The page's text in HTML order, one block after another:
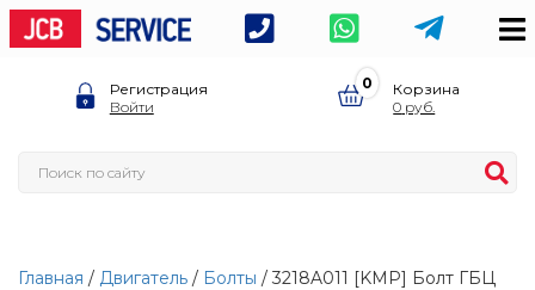
Регистрация
Войти
0
Корзина
0
Главная / Двигатель / Болты / 3218A011 [KMP] Болт ГБЦ